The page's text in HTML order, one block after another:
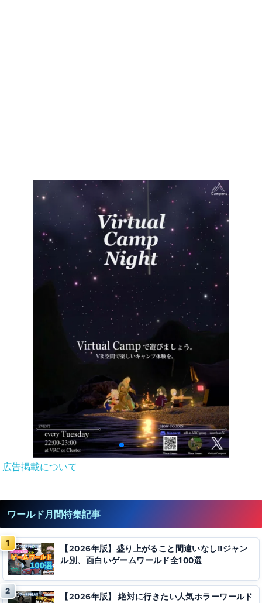
広告掲載について
ワールド月間特集記事
【2026年版】盛り上がること間違いなし!!ジャン
ル別、面白いゲームワールド全100選
【2026年版】 絶対に行きたい人気ホラーワールド